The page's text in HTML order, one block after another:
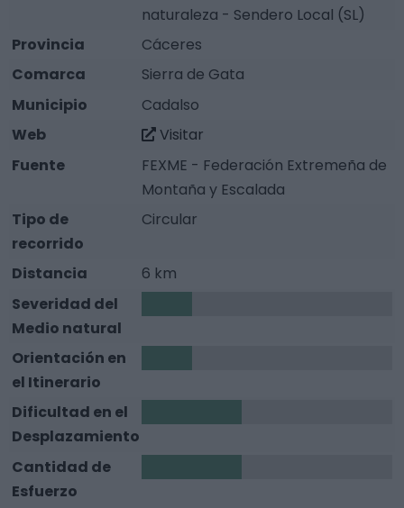
naturaleza - Sendero Local (SL)
Provincia
Cáceres
Comarca
Sierra de Gata
Municipio
Cadalso
Web
Visitar
Fuente
FEXME - Federación Extremeña de
Montaña y Escalada
Tipo de
recorrido
Circular
Distancia
6 km
Severidad del
Medio natural
Orientación en
el Itinerario
Dificultad en el
Desplazamiento
Cantidad de
Esfuerzo